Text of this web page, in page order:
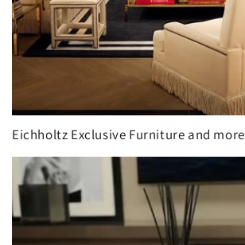
Eichholtz Exclusive Furniture and more